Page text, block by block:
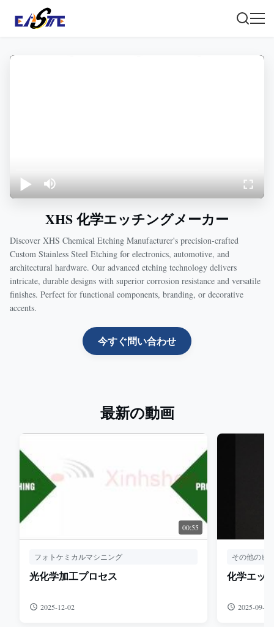
XHS 化学エッチングメーカー
Discover XHS Chemical Etching Manufacturer's precision-crafted
Custom Stainless Steel Etching for electronics, automotive, and
architectural hardware. Our advanced etching technology delivers
intricate, durable designs with superior corrosion resistance and versatile
finishes. Perfect for functional components, branding, or decorative
accents.
今すぐ問い合わせ
最新の動画
00:55
フォトケミカルマシニング
光化学加工プロセス
2025-12-02
その他のビ
化学エッ
2025-09-03